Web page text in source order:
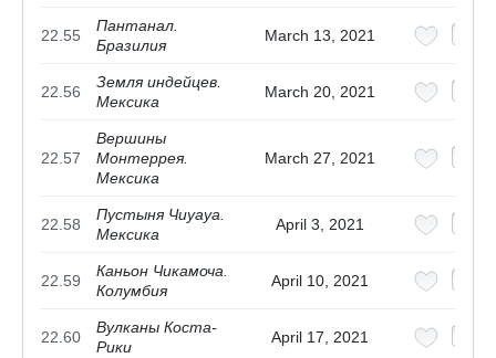
22.55
Пантанал.
Бразилия
March 13, 2021
22.56
Земля индейцев.
Мексика
March 20, 2021
22.57
Вершины
Монтеррея.
Мексика
March 27, 2021
22.58
Пустыня Чиуауа.
Мексика
April 3, 2021
22.59
Каньон Чикамоча.
Колумбия
April 10, 2021
22.60
Вулканы Коста-
Рики
April 17, 2021